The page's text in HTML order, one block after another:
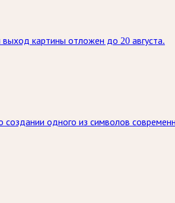
картины отложен до 20 августа.
создании одного из символов